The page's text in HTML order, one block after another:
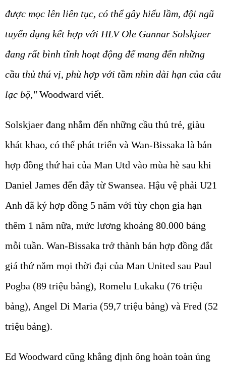
được mọc lên liên tục, có thể gây hiểu lầm, đội ngũ
tuyển dụng kết hợp với HLV Ole Gunnar Solskjaer
đang rất bình tĩnh hoạt động để mang đến những
cầu thủ thú vị, phù hợp với tầm nhìn dài hạn của câu
lạc bộ,"Woodward viết.
Solskjaer đang nhắm đến những cầu thủ trẻ, giàu
khát khao, có thể phát triển và Wan-Bissaka là bản
hợp đồng thứ hai của Man Utd vào mùa hè sau khi
Daniel James đến đây từ Swansea. Hậu vệ phải U21
Anh đã ký hợp đồng 5 năm với tùy chọn gia hạn
thêm 1 năm nữa, mức lương khoảng 80.000 bảng
mỗi tuần. Wan-Bissaka trở thành bản hợp đồng đắt
giá thứ năm mọi thời đại của Man United sau Paul
Pogba (89 triệu bảng), Romelu Lukaku (76 triệu
bảng), Angel Di Maria (59,7 triệu bảng) và Fred (52
triệu bảng).
Ed Woodward cũng khẳng định ông hoàn toàn ủng